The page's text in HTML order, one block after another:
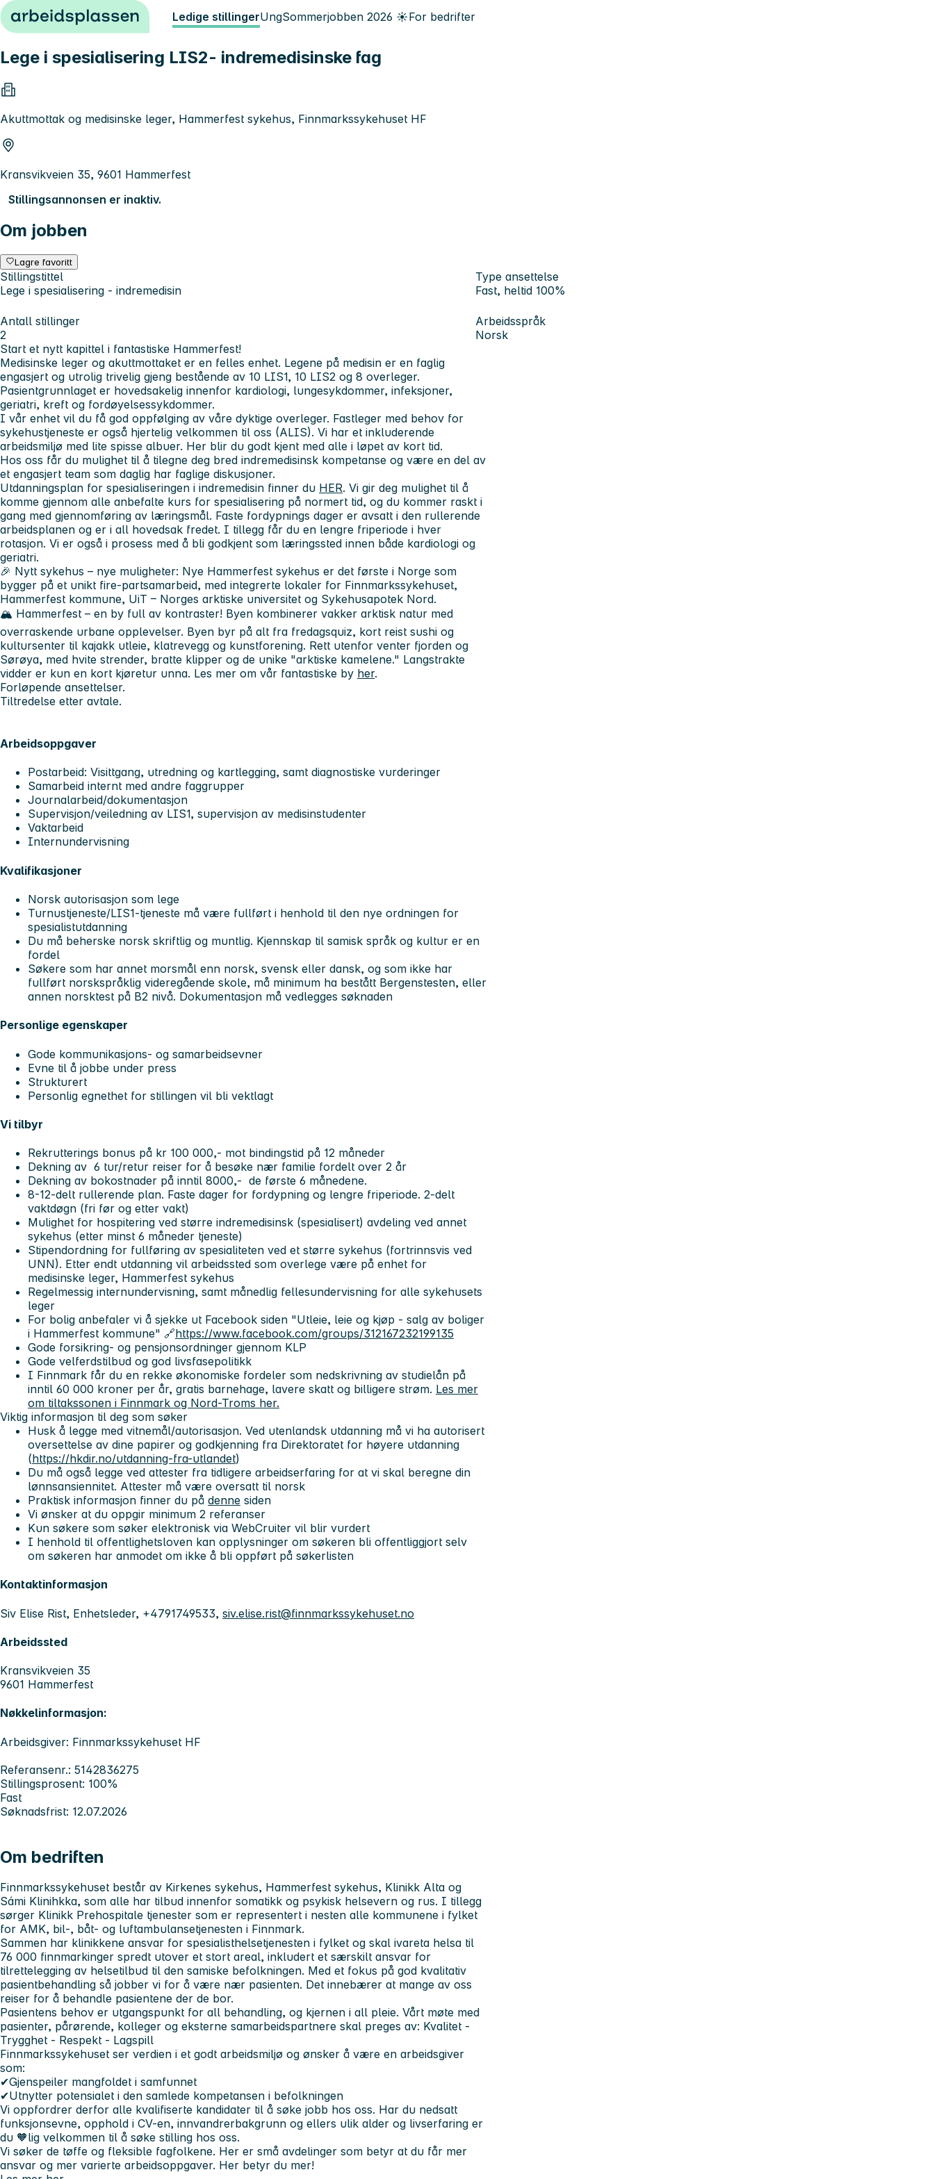
Hopp til innhold Ledige stillingerUngSommerjobben 2026 ☀️For bedrifter
Lege i spesialisering LIS2- indremedisinske fag
Akuttmottak og medisinske leger, Hammerfest sykehus, Finnmarkssykehuset HF
Kransvikveien 35, 9601 Hammerfest
Stillingsannonsen er inaktiv.
Om jobben
Lagre favoritt
Stillingstittel
Lege i spesialisering - indremedisin
Type ansettelse
Fast, heltid 100%
Antall stillinger
2
Arbeidsspråk
Norsk
Start et nytt kapittel i fantastiske Hammerfest!
Medisinske leger og akuttmottaket er en felles enhet. Legene på medisin er en faglig
engasjert og utrolig trivelig gjeng bestående av 10 LIS1, 10 LIS2 og 8 overleger.
Pasientgrunnlaget er hovedsakelig innenfor kardiologi, lungesykdommer, infeksjoner,
geriatri, kreft og fordøyelsessykdommer.
I vår enhet vil du få god oppfølging av våre dyktige overleger. Fastleger med behov for
sykehustjeneste er også hjertelig velkommen til oss (ALIS). Vi har et inkluderende
arbeidsmiljø med lite spisse albuer. Her blir du godt kjent med alle i løpet av kort tid.
Hos oss får du mulighet til å tilegne deg bred indremedisinsk kompetanse og være en del av
et engasjert team som daglig har faglige diskusjoner.
Utdanningsplan for spesialiseringen i indremedisin finner du HER. Vi gir deg mulighet til å
komme gjennom alle anbefalte kurs for spesialisering på normert tid, og du kommer raskt i
gang med gjennomføring av læringsmål. Faste fordypnings dager er avsatt i den rullerende
arbeidsplanen og er i all hovedsak fredet. I tillegg får du en lengre friperiode i hver
rotasjon. Vi er også i prosess med å bli godkjent som læringssted innen både kardiologi og
geriatri.
🎉 Nytt sykehus – nye muligheter: Nye Hammerfest sykehus er det første i Norge som
bygger på et unikt fire-partsamarbeid, med integrerte lokaler for Finnmarkssykehuset,
Hammerfest kommune, UiT – Norges arktiske universitet og Sykehusapotek Nord.
🏔 Hammerfest – en by full av kontraster! Byen kombinerer vakker arktisk natur med
overraskende urbane opplevelser. Byen byr på alt fra fredagsquiz, kort reist sushi og
kultursenter til kajakk utleie, klatrevegg og kunstforening. Rett utenfor venter fjorden og
Sørøya, med hvite strender, bratte klipper og de unike "arktiske kamelene." Langstrakte
vidder er kun en kort kjøretur unna. Les mer om vår fantastiske by her.
Forløpende ansettelser.
Tiltredelse etter avtale.
Arbeidsoppgaver
Postarbeid: Visittgang, utredning og kartlegging, samt diagnostiske vurderinger
Samarbeid internt med andre faggrupper
Journalarbeid/dokumentasjon
Supervisjon/veiledning av LIS1, supervisjon av medisinstudenter
Vaktarbeid
Internundervisning
Kvalifikasjoner
Norsk autorisasjon som lege
Turnustjeneste/LIS1-tjeneste må være fullført i henhold til den nye ordningen for
spesialistutdanning
Du må beherske norsk skriftlig og muntlig. Kjennskap til samisk språk og kultur er en
fordel
Søkere som har annet morsmål enn norsk, svensk eller dansk, og som ikke har
fullført norskspråklig videregående skole, må minimum ha bestått Bergenstesten, eller
annen norsktest på B2 nivå. Dokumentasjon må vedlegges søknaden
Personlige egenskaper
Gode kommunikasjons- og samarbeidsevner
Evne til å jobbe under press
Strukturert
Personlig egnethet for stillingen vil bli vektlagt
Vi tilbyr
Rekrutterings bonus på kr 100 000,- mot bindingstid på 12 måneder
Dekning av 6 tur/retur reiser for å besøke nær familie fordelt over 2 år
Dekning av bokostnader på inntil 8000,- de første 6 månedene.
8-12-delt rullerende plan. Faste dager for fordypning og lengre friperiode. 2-delt
vaktdøgn (fri før og etter vakt)
Mulighet for hospitering ved større indremedisinsk (spesialisert) avdeling ved annet
sykehus (etter minst 6 måneder tjeneste)
Stipendordning for fullføring av spesialiteten ved et større sykehus (fortrinnsvis ved
UNN). Etter endt utdanning vil arbeidssted som overlege være på enhet for
medisinske leger, Hammerfest sykehus
Regelmessig internundervisning, samt månedlig fellesundervisning for alle sykehusets
leger
For bolig anbefaler vi å sjekke ut Facebook siden "Utleie, leie og kjøp - salg av boliger
i Hammerfest kommune" 🔗https://www.facebook.com/groups/312167232199135
Gode forsikring- og pensjonsordninger gjennom KLP
Gode velferdstilbud og god livsfasepolitikk
I Finnmark får du en rekke økonomiske fordeler som nedskrivning av studielån på
inntil 60 000 kroner per år, gratis barnehage, lavere skatt og billigere strøm. Les mer
om tiltakssonen i Finnmark og Nord-Troms her.
Viktig informasjon til deg som søker
Husk å legge med vitnemål/autorisasjon. Ved utenlandsk utdanning må vi ha autorisert
oversettelse av dine papirer og godkjenning fra Direktoratet for høyere utdanning
(https://hkdir.no/utdanning-fra-utlandet)
Du må også legge ved attester fra tidligere arbeidserfaring for at vi skal beregne din
lønnsansiennitet. Attester må være oversatt til norsk
Praktisk informasjon finner du på denne siden
Vi ønsker at du oppgir minimum 2 referanser
Kun søkere som søker elektronisk via WebCruiter vil blir vurdert
I henhold til offentlighetsloven kan opplysninger om søkeren bli offentliggjort selv
om søkeren har anmodet om ikke å bli oppført på søkerlisten
Kontaktinformasjon
Siv Elise Rist, Enhetsleder, +4791749533, siv.elise.rist@finnmarkssykehuset.no
Arbeidssted
Kransvikveien 35
9601 Hammerfest
Nøkkelinformasjon:
Arbeidsgiver: Finnmarkssykehuset HF
Referansenr.: 5142836275
Stillingsprosent: 100%
Fast
Søknadsfrist: 12.07.2026
Om bedriften
Finnmarkssykehuset består av Kirkenes sykehus, Hammerfest sykehus, Klinikk Alta og
Sámi Klinihkka, som alle har tilbud innenfor somatikk og psykisk helsevern og rus. I tillegg
sørger Klinikk Prehospitale tjenester som er representert i nesten alle kommunene i fylket
for AMK, bil-, båt- og luftambulansetjenesten i Finnmark.
Sammen har klinikkene ansvar for spesialisthelsetjenesten i fylket og skal ivareta helsa til
76 000 finnmarkinger spredt utover et stort areal, inkludert et særskilt ansvar for
tilrettelegging av helsetilbud til den samiske befolkningen. Med et fokus på god kvalitativ
pasientbehandling så jobber vi for å være nær pasienten. Det innebærer at mange av oss
reiser for å behandle pasientene der de bor.
Pasientens behov er utgangspunkt for all behandling, og kjernen i all pleie. Vårt møte med
pasienter, pårørende, kolleger og eksterne samarbeidspartnere skal preges av: Kvalitet -
Trygghet - Respekt - Lagspill
Finnmarkssykehuset ser verdien i et godt arbeidsmiljø og ønsker å være en arbeidsgiver
som:
✔Gjenspeiler mangfoldet i samfunnet
✔Utnytter potensialet i den samlede kompetansen i befolkningen
Vi oppfordrer derfor alle kvalifiserte kandidater til å søke jobb hos oss. Har du nedsatt
funksjonsevne, opphold i CV-en, innvandrerbakgrunn og ellers ulik alder og livserfaring er
du 🧡lig velkommen til å søke stilling hos oss.
Vi søker de tøffe og fleksible fagfolkene. Her er små avdelinger som betyr at du får mer
ansvar og mer varierte arbeidsoppgaver. Her betyr du mer!